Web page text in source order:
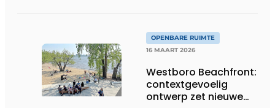
OPENBARE RUIMTE
16 MAART 2026
Westboro Beachfront:
contextgevoelig
ontwerp zet nieuwe